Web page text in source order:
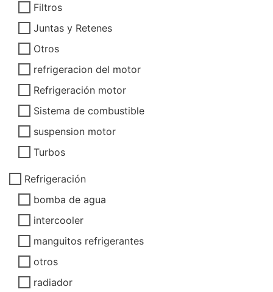
Filtros
Juntas y Retenes
Otros
refrigeracion del motor
Refrigeración motor
Sistema de combustible
suspension motor
Turbos
Refrigeración
bomba de agua
intercooler
manguitos refrigerantes
otros
radiador